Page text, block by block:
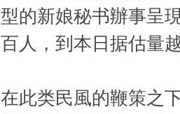
型的新娘秘书辦事呈
百人，到本日据估量
在此类民風的鞭策之